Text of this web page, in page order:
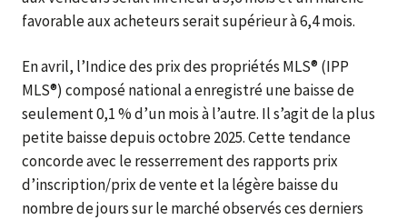
favorable aux acheteurs serait supérieur à 6,4 mois.
En avril, l’Indice des prix des propriétés MLS® (IPP
MLS®) composé national a enregistré une baisse de
seulement 0,1 % d’un mois à l’autre. Il s’agit de la plus
petite baisse depuis octobre 2025. Cette tendance
concorde avec le resserrement des rapports prix
d’inscription/prix de vente et la légère baisse du
nombre de jours sur le marché observés ces derniers